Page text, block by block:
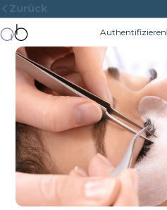
Zurück
Authentifizieren